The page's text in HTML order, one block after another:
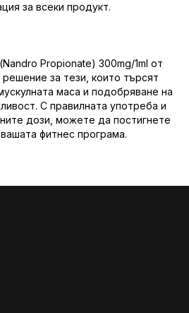
за всеки продукт.
Propionate) 300mg/1ml от
за тези, които търсят
маса и подобряване на
С правилната употреба и
дози, можете да постигнете
фитнес програма.